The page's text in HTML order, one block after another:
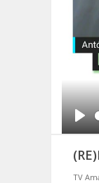
SOMOS
AMADORA
VEMOS
(RE)
TV